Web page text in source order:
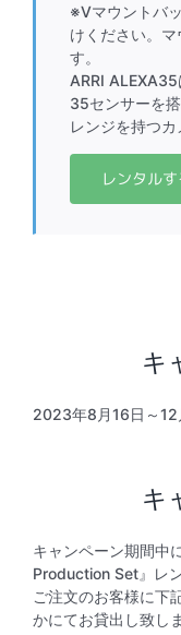
※Vマウントバ
けください。
す。
ARRI
35センサーを
レンジを持つカ
レンタルす
キ
2023年8月16日～12
キ
キャンペーン期間中
Production Set』レ
ご注文のお客様に下
かにてお貸出し致しま